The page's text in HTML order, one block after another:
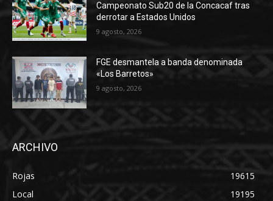
Campeonato Sub20 de la Concacaf tras
derrotar a Estados Unidos
9 agosto, 2026
FGE desmantela a banda denominada
«Los Barretos»
9 agosto, 2026
ARCHIVO
Rojas
19615
Local
19195